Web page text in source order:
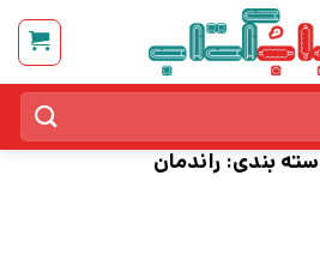
بندی:راندمان